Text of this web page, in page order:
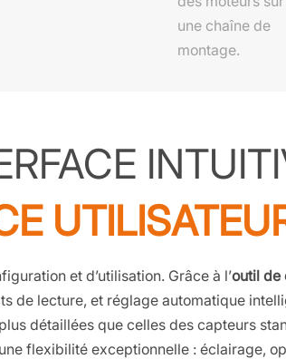
et d’utilisation. Grâce à l’outil de
de lecture, et réglage automatique
détaillées que celles des capteurs
flexibilité exceptionnelle : éclairage,